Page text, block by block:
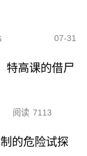
07-31
特高课的借尸
阅读 7113
的危险试探